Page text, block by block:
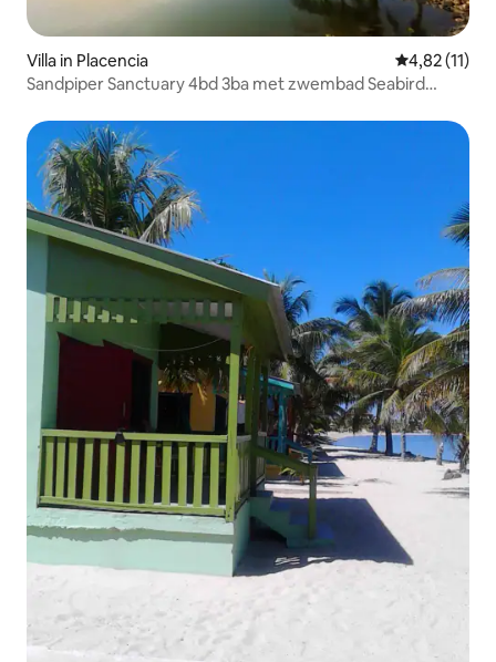
Villa in Placencia Gemiddelde
4,82 (11)
Sandpiper Sanctuary 4bd 3ba met zwembad Seabird